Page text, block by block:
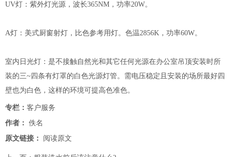
UV灯：紫外灯光源，波长365NM，功率20W。
A灯：美式厨窗射灯，比色参考用灯。色温2856K，功率60W。
室内日光灯：是不接触自然光和其它任何光源在办公室吊顶安装时所
装的三~四条有灯罩的白色光源灯管。需电压稳定且安装的场所最好四
壁也为白色，这样的环境可提高色准色。
专栏： 客户服务
作者： 佚名
原文链接：
阅读原文